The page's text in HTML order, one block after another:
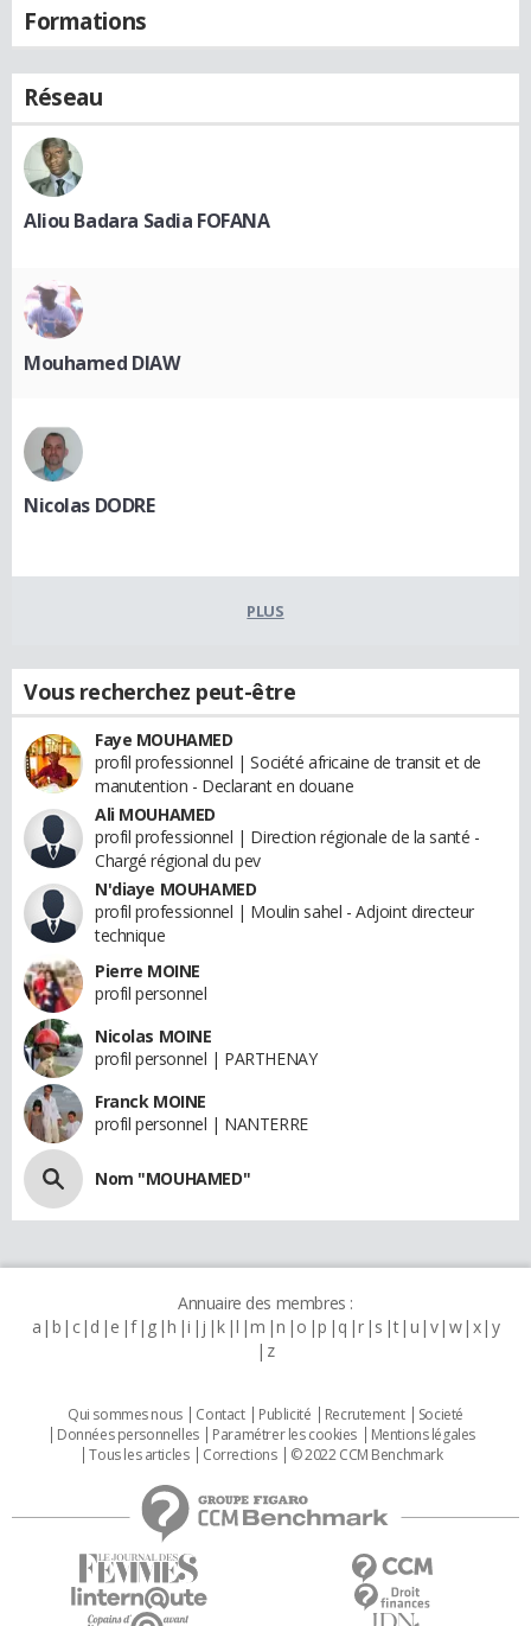
Formations
Réseau
Aliou Badara Sadia FOFANA
Mouhamed DIAW
Nicolas DODRE
PLUS
Vous recherchez peut-être
Faye MOUHAMED
profil professionnel | Société africaine de transit et de
manutention - Declarant en douane
Ali MOUHAMED
profil professionnel | Direction régionale de la santé -
Chargé régional du pev
N'diaye MOUHAMED
profil professionnel | Moulin sahel - Adjoint directeur
technique
Pierre MOINE
profil personnel
Nicolas MOINE
profil personnel | PARTHENAY
Franck MOINE
profil personnel | NANTERRE
Nom "MOUHAMED"
Annuaire des membres :
a b c d e f g h i j k l m n o p q r s t u v w x y
z
Qui sommes nous Contact Publicité Recrutement
Societé
Données personnelles
Paramétrer les cookies
Mentions légales
Tous les articles
Corrections © 2022 CCM Benchmark